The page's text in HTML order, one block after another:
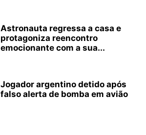
Astronauta regressa a casa e
protagoniza reencontro
emocionante com a sua...
Jogador argentino detido após
falso alerta de bomba em avião